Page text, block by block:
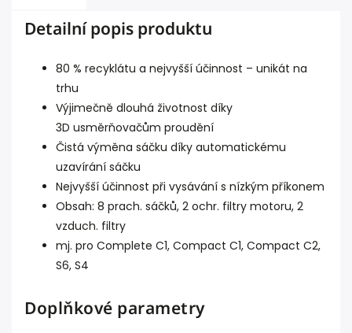
Detailní popis produktu
80 % recyklátu a nejvyšší účinnost – unikát na
trhu
Výjimečně dlouhá životnost díky
3D usměrňovačům proudění
Čistá výměna sáčku díky automatickému
uzavírání sáčku
Nejvyšší účinnost při vysávání s nízkým příkonem
Obsah: 8 prach. sáčků, 2 ochr. filtry motoru, 2
vzduch. filtry
mj. pro Complete C1, Compact C1, Compact C2,
S6, S4
Doplňkové parametry